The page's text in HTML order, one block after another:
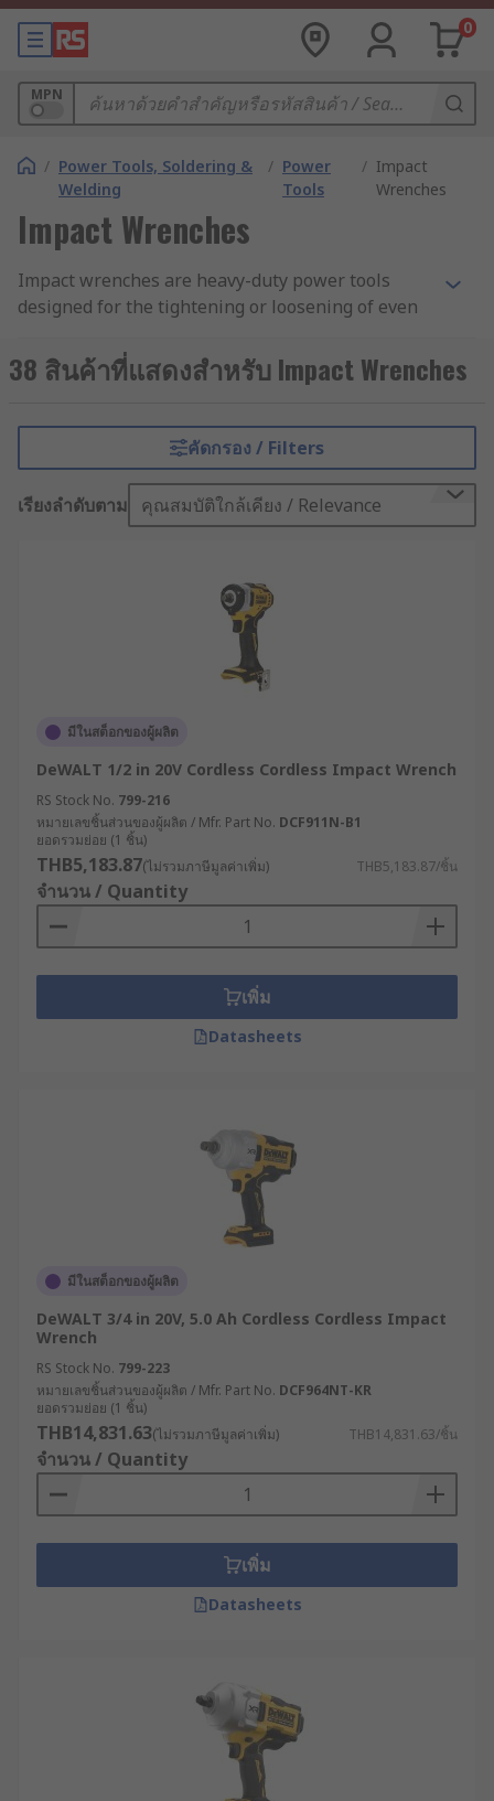
0
MPN
/ Power Tools, Soldering &
Welding
/ Power
Tools
/ Impact
Wrenches
Impact Wrenches
Impact wrenches are heavy-duty power tools
designed for the tightening or loosening of even
and bolts. They allow for a high level of torque
for socket wrenching with minimal user effort
impact wrenches have increasingly become
corded, mains-powered tools or cordless, battery-
powered tools, making them more accessible and
easier to use for a wider range of users.
of socket drive difficult to achieve with a manual
tool. Sometimes referred to as impact guns or air
wrenches, these tools are often used in
automotive repair shops, product assembly and
in construction. They are also used by pit crews
in auto racing for quick tyre changes, easily
At RS, we have carefully curated our range of
impact wrenches to feature products from
leading brands in the industry, including Bosch,
DeWALT, Milwaukee and Makita. We have
brushed and brushless varieties, drive sizes of
1/4inch, 3/8inch and 1/2inch, and a choice of
lightweight and ergonomic designs.
What is the difference between Impact
Impact wrenches and impact drivers are different
tools, but can often be confused due to their
similar names. It's important to know the
difference, as they definitely can't replace each
other! Whereas impact wrenches are used to
drivers are used to drill long screws into wood or
metal. An easy way to tell these tools apart is to
look at their drives - impact drivers typically have
a 1/4inch hex collet, but impact wrenches have a
1/2inch square drive.
Pneumatic or Battery Power?
Pneumatic power tools use compressed air as a
power source. They are often a more affordable
option and do not require an external power
source, such as a charging point or batteries.
38 สินค้าที่แสดงสำหรับ Impact Wrenches
คัดกรอง / Filters
เรียงลำดับตาม คุณสมบัติใกล้เคียง / Relevance
มีในสต็อกของผู้ผลิต
DeWALT 1/2 in 20V Cordless Cordless Impact Wrench
RS Stock No. 799-216
หมายเลขชิ้นส่วนของผู้ผลิต / Mfr. Part No. DCF911N-B1
ยอดรวมย่อย (1 ชิ้น)
THB5,183.87(ไม่รวมภาษีมูลค่าเพิ่ม) THB5,183.87/ชิ้น
จำนวน / Quantity
เพิ่ม
Datasheets
มีในสต็อกของผู้ผลิต
DeWALT 3/4 in 20V, 5.0 Ah Cordless Cordless Impact
Wrench
RS Stock No. 799-223
หมายเลขชิ้นส่วนของผู้ผลิต / Mfr. Part No. DCF964NT-KR
ยอดรวมย่อย (1 ชิ้น)
THB14,831.63(ไม่รวมภาษีมูลค่าเพิ่ม) THB14,831.63/ชิ้น
จำนวน / Quantity
เพิ่ม
Datasheets